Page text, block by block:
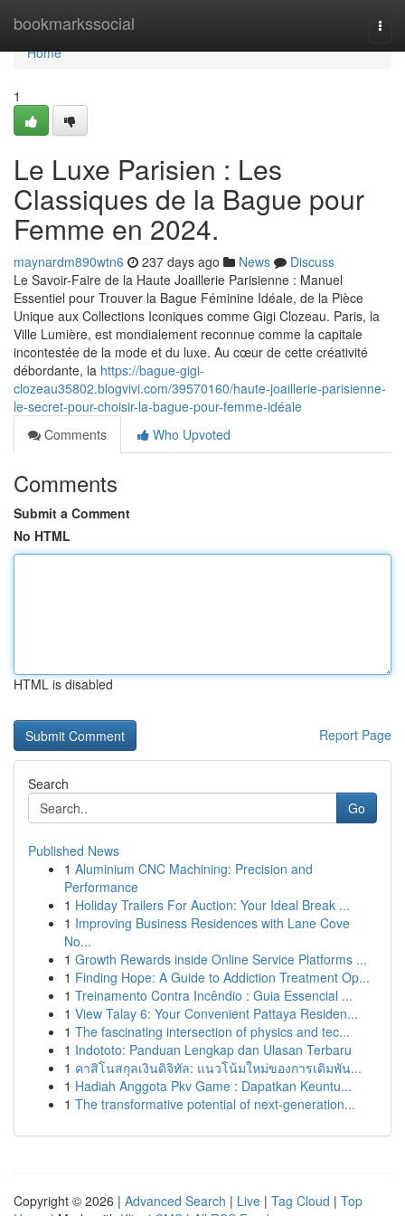
bookmarkssocial
Home
Home
1
Le Luxe Parisien : Les
Classiques de la Bague pour
Femme en 2024.
maynardm890wtn6 237 days ago News
Discuss
Le Savoir-Faire de la Haute Joaillerie Parisienne : Manuel
Essentiel pour Trouver la Bague Féminine Idéale, de la Pièce
Unique aux Collections Iconiques comme Gigi Clozeau. Paris, la
Ville Lumière, est mondialement reconnue comme la capitale
incontestée de la mode et du luxe. Au cœur de cette créativité
débordante, la https://bague-gigi-
clozeau35802.blogvivi.com/39570160/haute-joaillerie-parisienne-
le-secret-pour-choisir-la-bague-pour-femme-idéale
Comments
Who Upvoted
Comments
Submit a Comment
No HTML
HTML is disabled
Report Page
Search
Go
Published News
1 Aluminium CNC Machining: Precision and
Performance
1 Holiday Trailers For Auction: Your Ideal Break ...
1 Improving Business Residences with Lane Cove
No...
1 Growth Rewards inside Online Service Platforms ...
1 Finding Hope: A Guide to Addiction Treatment Op...
1 Treinamento Contra Incêndio : Guia Essencial ...
1 View Talay 6: Your Convenient Pattaya Residen...
1 The fascinating intersection of physics and tec...
1 Indototo: Panduan Lengkap dan Ulasan Terbaru
1 คาสิโนสกุลเงินดิจิทัล: แนวโน้มใหม่ของการเดิมพัน...
1 Hadiah Anggota Pkv Game : Dapatkan Keuntu...
1 The transformative potential of next-generation...
Copyright © 2026 | Advanced Search | Live | Tag Cloud | Top